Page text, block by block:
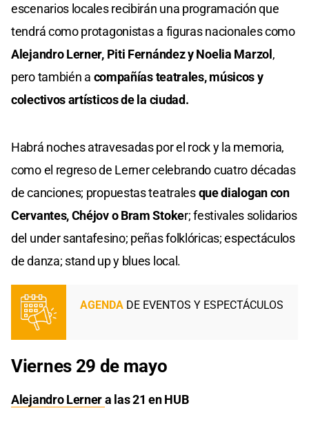
escenarios locales recibirán una programación que
tendrá como protagonistas a figuras nacionales como
Alejandro Lerner, Piti Fernández y Noelia Marzol,
pero también a compañías teatrales, músicos y
colectivos artísticos de la ciudad.
Habrá noches atravesadas por el rock y la memoria,
como el regreso de Lerner celebrando cuatro décadas
de canciones; propuestas teatralesque dialogan con
Cervantes, Chéjov o Bram Stoker; festivales solidarios
del under santafesino; peñas folklóricas; espectáculos
de danza; stand up y blues local.
AGENDA DE EVENTOS Y ESPECTÁCULOS
Viernes 29 de mayo
Alejandro Lernera las 21 en HUB